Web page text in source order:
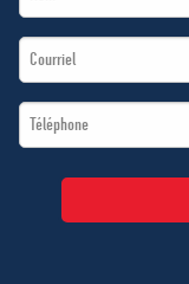
Name
Email
*
Téléphone
*